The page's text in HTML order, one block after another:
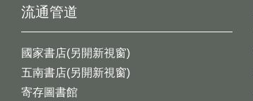
流通管道
國家書店(另開新視窗)
五南書店(另開新視窗)
寄存圖書館